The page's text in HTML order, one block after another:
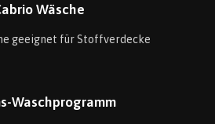
Wäsche
geeignet für Stoffverdecke
Waschprogramm